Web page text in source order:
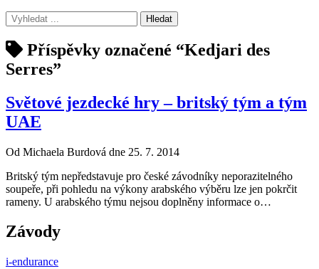
Příspěvky označené “Kedjari des
Serres”
Světové jezdecké hry – britský tým a tým
UAE
Od Michaela Burdová dne 25. 7. 2014
Britský tým nepředstavuje pro české závodníky neporazitelného
soupeře, při pohledu na výkony arabského výběru lze jen pokrčit
rameny. U arabského týmu nejsou doplněny informace o…
Závody
i-endurance